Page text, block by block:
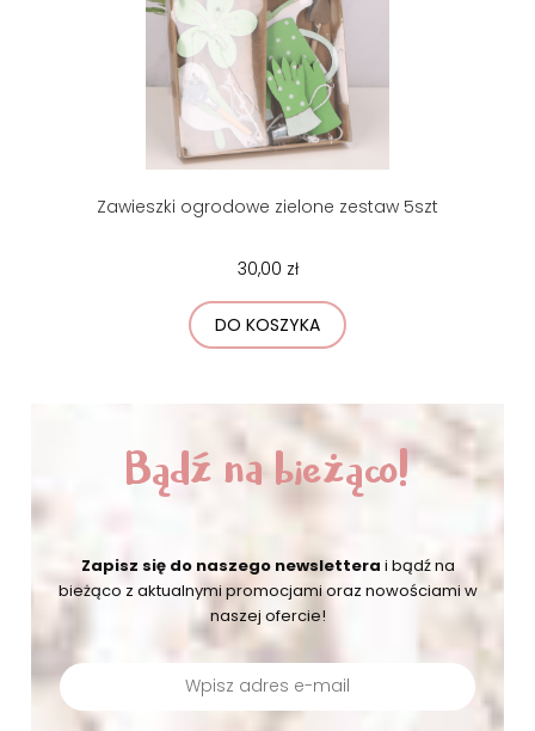
Zawieszki ogrodowe zielone zestaw 5szt
30,00 zł
DO KOSZYKA
Bądź na bieżąco!
Zapisz się do naszego newslettera i bądź na
bieżąco z aktualnymi promocjami oraz nowościami w
naszej ofercie!